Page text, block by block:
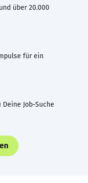
über 20.000
für ein
Job-Suche